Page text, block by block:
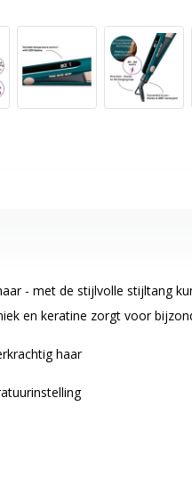
- met de stijlvolle stijltang
en keratine zorgt voor
haar
- 220 °C)